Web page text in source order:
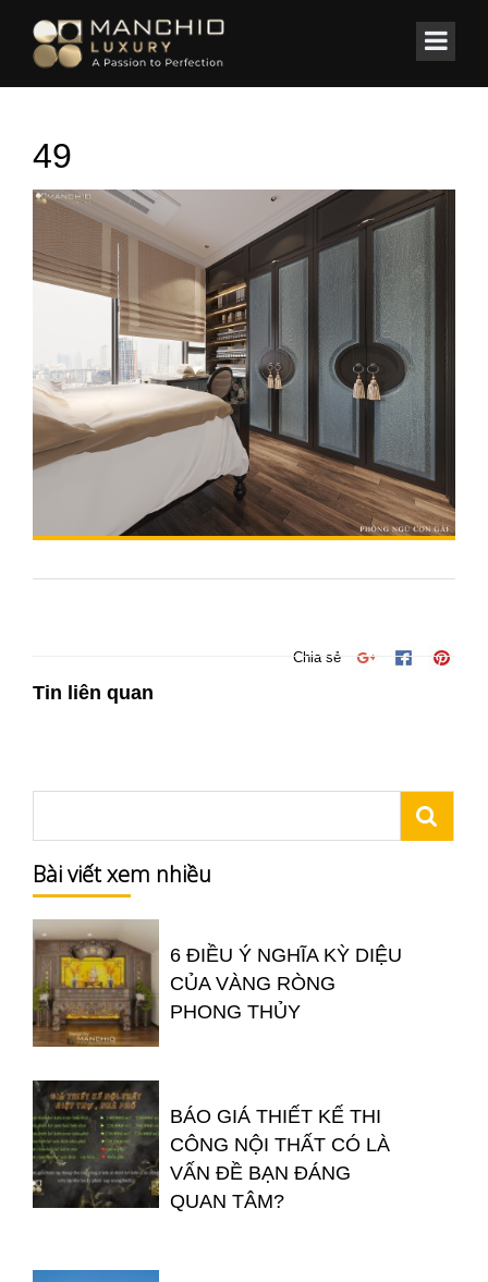
Home/Thi công nội thất/DUPLEX LONG BIÊN
49
Chia sẻ
Tin liên quan
Bài viết xem nhiều
6 ĐIỀU Ý NGHĨA KỲ DIỆU
CỦA VÀNG RÒNG
PHONG THỦY
BÁO GIÁ THIẾT KẾ THI
CÔNG NỘI THẤT CÓ LÀ
VẤN ĐỀ BẠN ĐÁNG
QUAN TÂM?